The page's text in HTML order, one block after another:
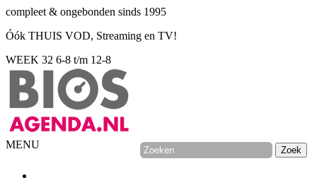
compleet & ongebonden sinds 1995
Óók THUIS VOD, Streaming en TV!
WEEK 32 6-8 t/m 12-8
MENU